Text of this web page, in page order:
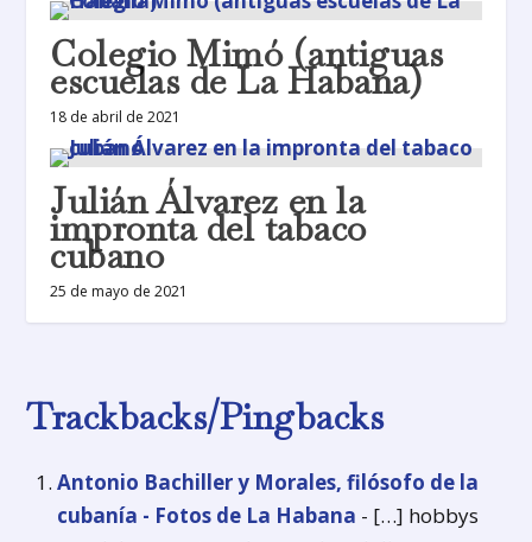
Colegio Mimó (antiguas
escuelas de La Habana)
18 de abril de 2021
Julián Álvarez en la
impronta del tabaco
cubano
25 de mayo de 2021
Trackbacks/Pingbacks
Antonio Bachiller y Morales, filósofo de la
cubanía - Fotos de La Habana - […] hobbys